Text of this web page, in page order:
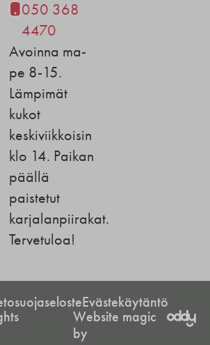
050 368
4470
Avoinna ma-
pe 8-15.
Lämpimät
kukot
keskiviikkoisin
klo 14. Paikan
päällä
paistetut
karjalanpiirakat.
Tervetuloa!
Evästekäytäntö
Website magic
by